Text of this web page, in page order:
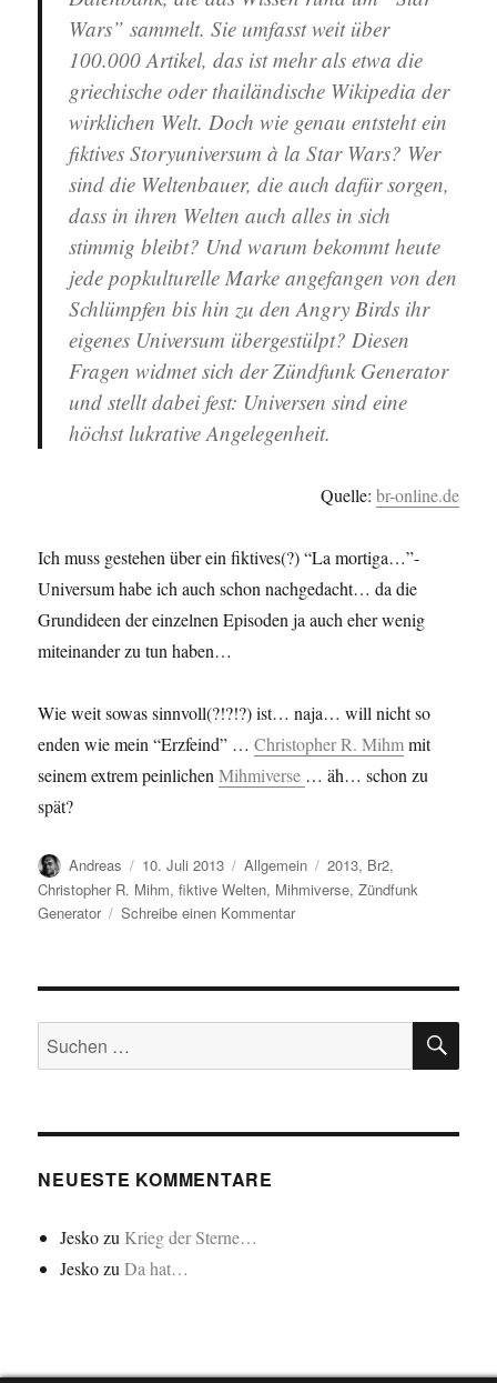
Wars” sammelt. Sie umfasst weit über
100.000 Artikel, das ist mehr als etwa die
griechische oder thailändische Wikipedia der
wirklichen Welt. Doch wie genau entsteht ein
fiktives Storyuniversum à la Star Wars? Wer
sind die Weltenbauer, die auch dafür sorgen,
dass in ihren Welten auch alles in sich
stimmig bleibt? Und warum bekommt heute
jede popkulturelle Marke angefangen von den
Schlümpfen bis hin zu den Angry Birds ihr
eigenes Universum übergestülpt? Diesen
Fragen widmet sich der Zündfunk Generator
und stellt dabei fest: Universen sind eine
höchst lukrative Angelegenheit.
Quelle: br-online.de
Ich muss gestehen über ein fiktives(?) “La mortiga…”-
Universum habe ich auch schon nachgedacht… da die
Grundideen der einzelnen Episoden ja auch eher wenig
miteinander zu tun haben…
Wie weit sowas sinnvoll(?!?!?) ist… naja… will nicht so
enden wie mein “Erzfeind” …Christopher R. Mihmmit
seinem extrem peinlichenMihmiverse … äh… schon zu
spät?
Autor
Andreas
Veröffentlicht
am
10. Juli 2013 Kategorien
Allgemein Schlagwörter
2013, Br2,
Christopher R. Mihm,fiktive Welten, Mihmiverse,Zündfunk
Generator
Schreibe einen Kommentarzu
Suchen
nach:
NEUESTE KOMMENTARE
Jeskozu Krieg der Sterne…
JeskozuDa hat…